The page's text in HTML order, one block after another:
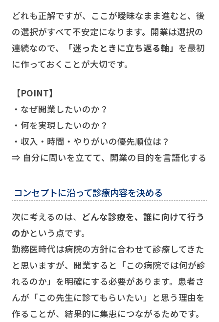
どれも正解ですが、ここが曖昧なまま進むと、後
の選択がすべて不安定になります。開業は選択の
連続なので、
「迷ったときに立ち返る軸」 を最初
に作っておくことが大切です。
【POINT】
・なぜ開業したいのか？
・何を実現したいのか？
・収入・時間・やりがいの優先順位は？
⇒ 自分に問いを立てて、開業の目的を言語化する
コンセプトに沿って診療内容を決める
次に考えるのは、 どんな診療を、誰に向けて行う
のかという点です。
勤務医時代は病院の方針に合わせて診療してきた
と思いますが、開業すると「この病院では何が診
れるのか」を明確にする必要があります。患者さ
んが「この先生に診てもらいたい」と思う理由を
作ることが、結果的に集患につながるためです。